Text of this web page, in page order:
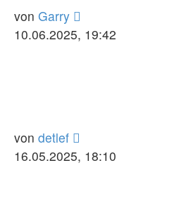
Zugriffe
Letzter
Beitrag
von Garry
10.06.2025, 19:42
Zugriffe
Letzter
Beitrag
von detlef
16.05.2025, 18:10